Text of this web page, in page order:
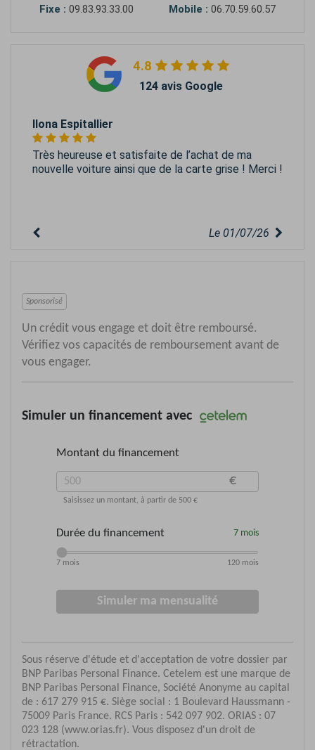
Fixe : 09.83.93.33.00 Mobile : 06.70.59.60.57
4.8
124 avis Google
Ilona Espitallier
Très heureuse et satisfaite de l’achat de ma
nouvelle voiture ainsi que de la carte grise ! Merci !
Le 01/07/26